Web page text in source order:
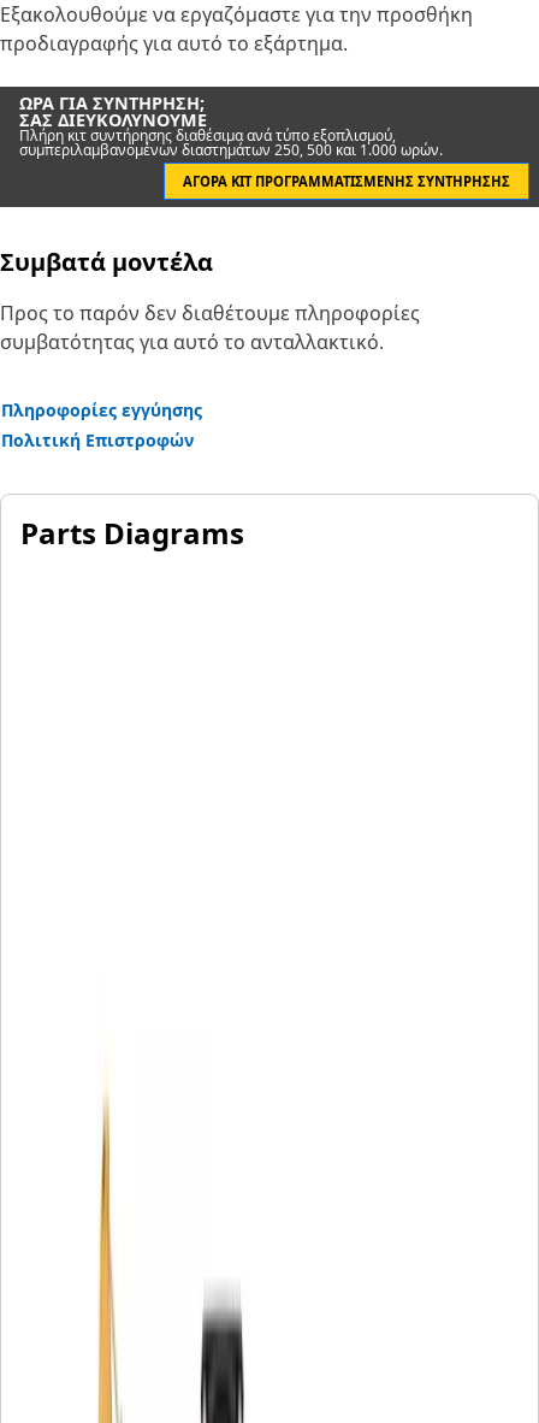
Εξακολουθούμε να εργαζόμαστε για την προσθήκη
προδιαγραφής για αυτό το εξάρτημα.
ΏΡΑ ΓΙΑ ΣΥΝΤΉΡΗΣΗ;
ΣΑΣ ΔΙΕΥΚΟΛΎΝΟΥΜΕ
Πλήρη κιτ συντήρησης διαθέσιμα ανά τύπο εξοπλισμού,
συμπεριλαμβανομένων διαστημάτων 250, 500 και 1.000 ωρών.
ΑΓΟΡΆ ΚΙΤ ΠΡΟΓΡΑΜΜΑΤΙΣΜΈΝΗΣ ΣΥΝΤΉΡΗΣΗΣ
Συμβατά μοντέλα
Προς το παρόν δεν διαθέτουμε πληροφορίες
συμβατότητας για αυτό το ανταλλακτικό.
Πληροφορίες εγγύησης
Πολιτική Επιστροφών
Parts Diagrams